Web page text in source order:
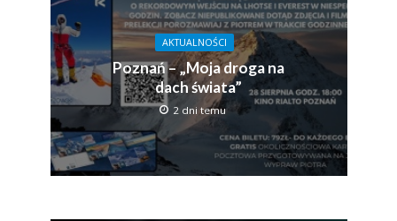
AKTUALNOŚCI
Poznań – „Moja droga na
dach świata”
2 dni temu